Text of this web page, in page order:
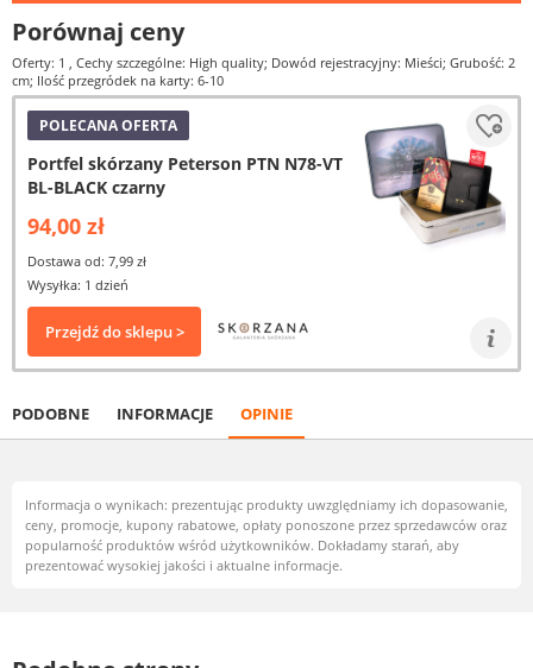
Porównaj ceny
Oferty: 1 , Cechy szczególne: High quality; Dowód rejestracyjny: Mieści; Grubość: 2
cm; Ilość przegródek na karty: 6-10
POLECANA OFERTA
Portfel skórzany Peterson PTN N78-VT
BL-BLACK czarny
94,00 zł
Dostawa od: 7,99 zł
Wysyłka: 1 dzień
Przejdź do sklepu >
PODOBNE INFORMACJE OPINIE
Informacja o wynikach: prezentując produkty uwzględniamy ich dopasowanie,
ceny, promocje, kupony rabatowe, opłaty ponoszone przez sprzedawców oraz
popularność produktów wśród użytkowników. Dokładamy starań, aby
prezentować wysokiej jakości i aktualne informacje.